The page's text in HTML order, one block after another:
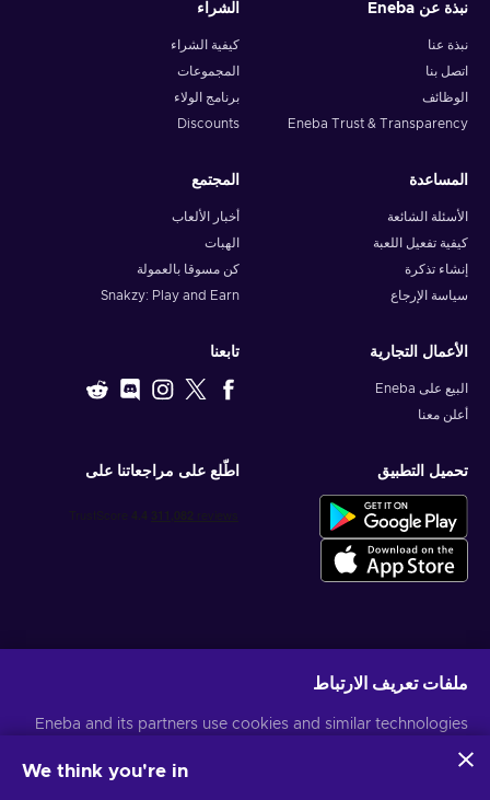
نبذة عن Eneba
نبذة عنا
اتصل بنا
الوظائف
Eneba Trust & Transparency
الشراء
كيفية الشراء
المجموعات
برنامج الولاء
Discounts
المساعدة
الأسئلة الشائعة
كيفية تفعيل اللعبة
إنشاء تذكرة
سياسة الإرجاع
المجتمع
أخبار الألعاب
الهبات
كن مسوقا بالعمولة
Snakzy: Play and Earn
الأعمال التجارية
البيع على Eneba
أعلن معنا
تابعنا
تحميل التطبيق اطّلع على مراجعاتنا على
ملفات تعريف الارتباط
Eneba and its partners use cookies and similar technologies
website. We use this information to enhance content,
We think you're in